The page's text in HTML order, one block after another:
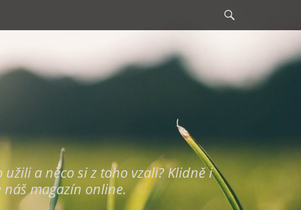
a něco si z toho vzali? Klidně i
magazín online.